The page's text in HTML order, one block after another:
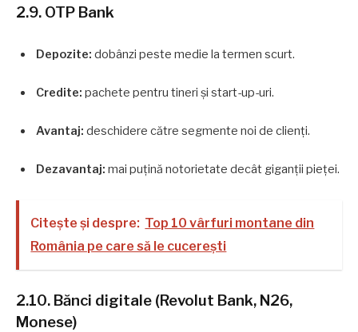
2.9. OTP Bank
Depozite: dobânzi peste medie la termen scurt.
Credite: pachete pentru tineri și start-up-uri.
Avantaj: deschidere către segmente noi de clienți.
Dezavantaj: mai puțină notorietate decât giganții pieței.
Citește și despre: Top 10 vârfuri montane din
România pe care să le cucerești
2.10. Bănci digitale (Revolut Bank, N26,
Monese)